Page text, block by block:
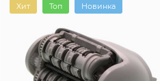
Хит Топ Новинка